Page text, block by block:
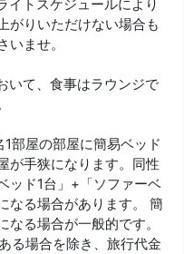
トスケジュールにより
がりいただけない場合も
ませ。
いて、食事はラウンジで
部屋の部屋に簡易ベッド
が手狭になります。同性
ッド1台」+「ソファーベ
なる場合があります。 簡
る場合が一般的です。
る場合を除き、旅行代金